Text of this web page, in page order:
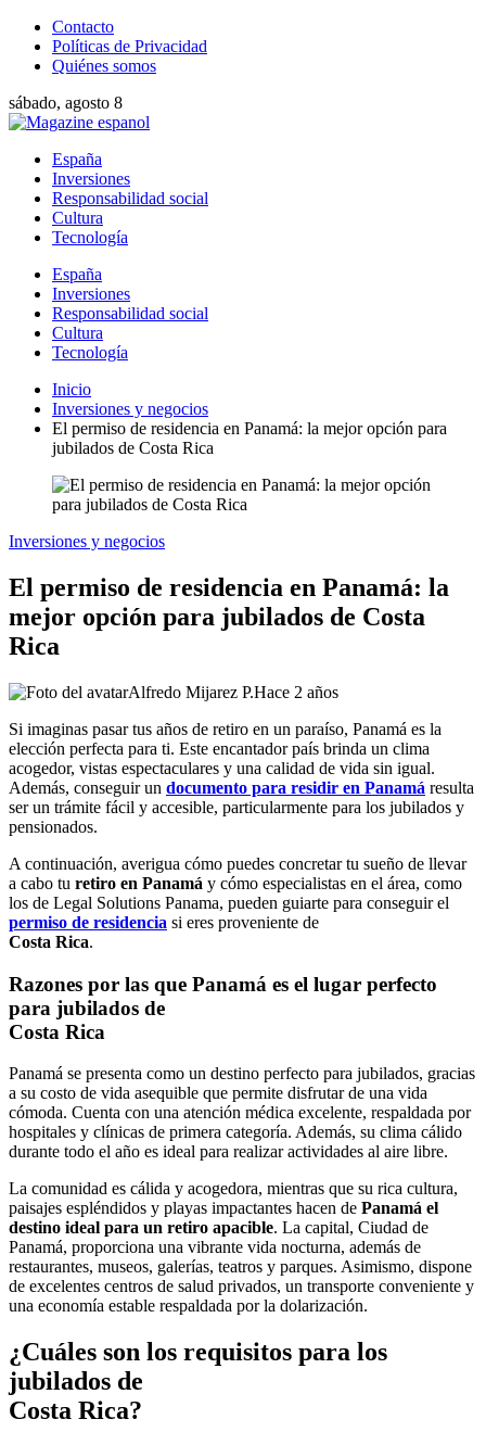
Contacto
Políticas de Privacidad
Quiénes somos
sábado, agosto 8
España
Inversiones
Responsabilidad social
Cultura
Tecnología
España
Inversiones
Responsabilidad social
Cultura
Tecnología
Inicio
Inversiones y negocios
El permiso de residencia en Panamá: la mejor opción para
jubilados de Costa Rica
Inversiones y negocios
El permiso de residencia en Panamá: la
mejor opción para jubilados de Costa
Rica
Alfredo Mijarez P.Hace 2 años
Si imaginas pasar tus años de retiro en un paraíso, Panamá es la
elección perfecta para ti. Este encantador país brinda un clima
acogedor, vistas espectaculares y una calidad de vida sin igual.
Además, conseguir un documento para residir en Panamá resulta
ser un trámite fácil y accesible, particularmente para los jubilados y
pensionados.
A continuación, averigua cómo puedes concretar tu sueño de llevar
a cabo tu retiro en Panamá y cómo especialistas en el área, como
los de Legal Solutions Panama, pueden guiarte para conseguir el
permiso de residencia si eres proveniente de
Costa Rica.
Razones por las que Panamá es el lugar perfecto
para jubilados de
Costa Rica
Panamá se presenta como un destino perfecto para jubilados, gracias
a su costo de vida asequible que permite disfrutar de una vida
cómoda. Cuenta con una atención médica excelente, respaldada por
hospitales y clínicas de primera categoría. Además, su clima cálido
durante todo el año es ideal para realizar actividades al aire libre.
La comunidad es cálida y acogedora, mientras que su rica cultura,
paisajes espléndidos y playas impactantes hacen de Panamá el
destino ideal para un retiro apacible. La capital, Ciudad de
Panamá, proporciona una vibrante vida nocturna, además de
restaurantes, museos, galerías, teatros y parques. Asimismo, dispone
de excelentes centros de salud privados, un transporte conveniente y
una economía estable respaldada por la dolarización.
¿Cuáles son los requisitos para los
jubilados de
Costa Rica?